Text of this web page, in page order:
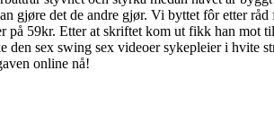
det de andre gjør. Vi byttet fôr etter
59kr. Etter at skriftet kom ut fikk han mot
den sex swing sex videoer sykepleier i hvite
online nå!